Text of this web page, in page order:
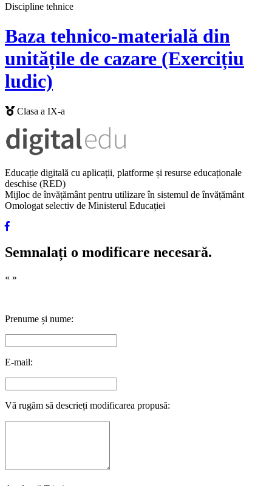
Discipline tehnice
Baza tehnico-materială din
unitățile de cazare (Exercițiu
ludic)
Clasa a IX-a
Educație digitală cu aplicații, platforme și resurse educaționale
deschise (RED)
Mijloc de învățământ pentru utilizare în sistemul de învățământ
Omologat selectiv de Ministerul Educației
Semnalați o modificare necesară.
« »
Prenume și nume:
E-mail:
Vă rugăm să descrieți modificarea propusă: